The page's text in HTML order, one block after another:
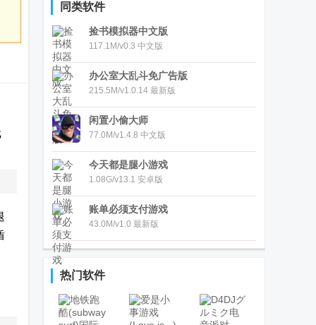
同类软件
捡书模拟器中文版
117.1M/v0.3 中文版
办公室大乱斗免广告版
215.5M/v1.0.14 最新版
闲置小偷大师
77.0M/v1.4.8 中文版
今天都是腿小游戏
1.08G/v13.1 安卓版
账单必须支付游戏
43.0M/v1.0 最新版
热门软件